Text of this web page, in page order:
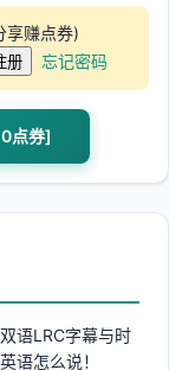
享赚点券)
忘记密码
点券]
语LRC字幕与时
语怎么说！